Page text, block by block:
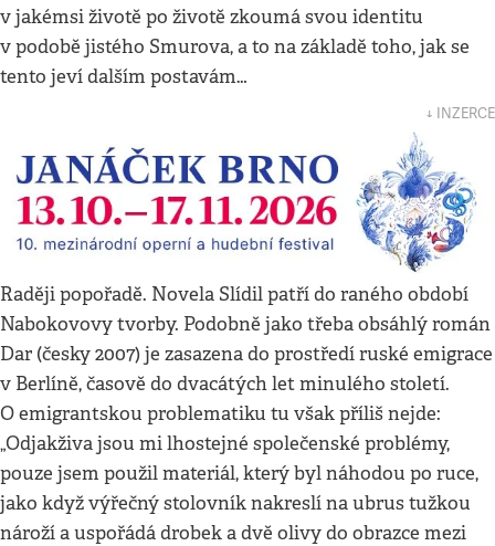
v jakémsi životě po životě zkoumá svou identitu
v podobě jistého Smurova, a to na základě toho, jak se
tento jeví dalším postavám…
↓ INZERCE
Raději popořadě. Novela Slídil patří do raného období
Nabokovovy tvorby. Podobně jako třeba obsáhlý román
Dar (česky 2007) je zasazena do prostředí ruské emigrace
v Berlíně, časově do dvacátých let minulého století.
O emigrantskou problematiku tu však příliš nejde:
„Odjakživa jsou mi lhostejné společenské problémy,
pouze jsem použil materiál, který byl náhodou po ruce,
jako když výřečný stolovník nakreslí na ubrus tužkou
nároží a uspořádá drobek a dvě olivy do obrazce mezi